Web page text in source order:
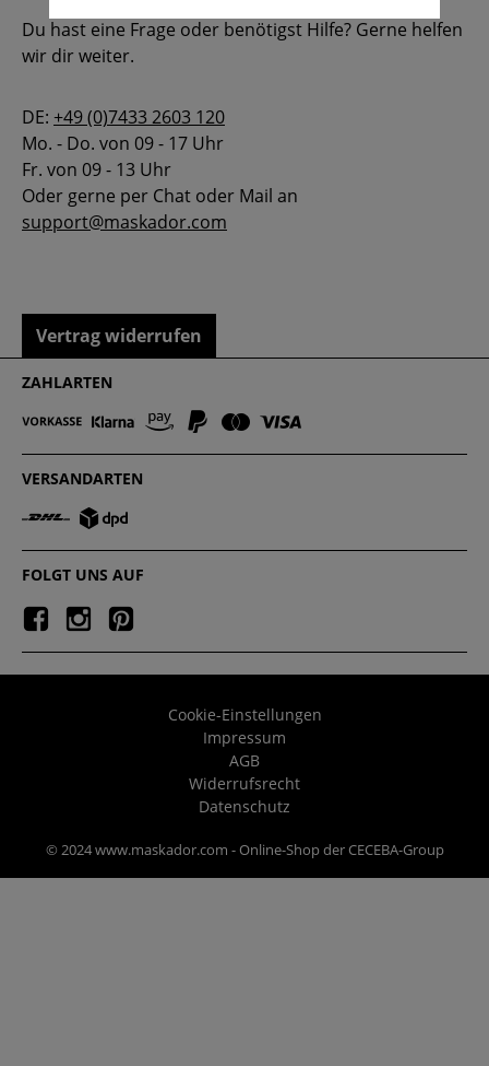
Du hast eine Frage oder benötigst Hilfe? Gerne helfen
wir dir weiter.
DE: +49 (0)7433 2603 120
Mo. - Do. von 09 - 17 Uhr
Fr. von 09 - 13 Uhr
Oder gerne per Chat oder Mail an
support@maskador.com
Vertrag widerrufen
ZAHLARTEN
VERSANDARTEN
FOLGT UNS AUF
Cookie-Einstellungen
Impressum
AGB
Widerrufsrecht
Datenschutz
© 2024 www.maskador.com - Online-Shop der CECEBA-Group